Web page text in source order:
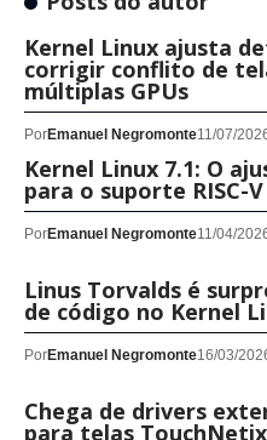
Kernel Linux ajusta
corrigir conflito de
múltiplas GPUs
PorEmanuel Negromonte11/07/
Kernel Linux 7.1: O
para o suporte RISC-
PorEmanuel Negromonte11/04/
Linus Torvalds é
de código no Kernel
PorEmanuel Negromonte16/03/
Chega de drivers
para telas